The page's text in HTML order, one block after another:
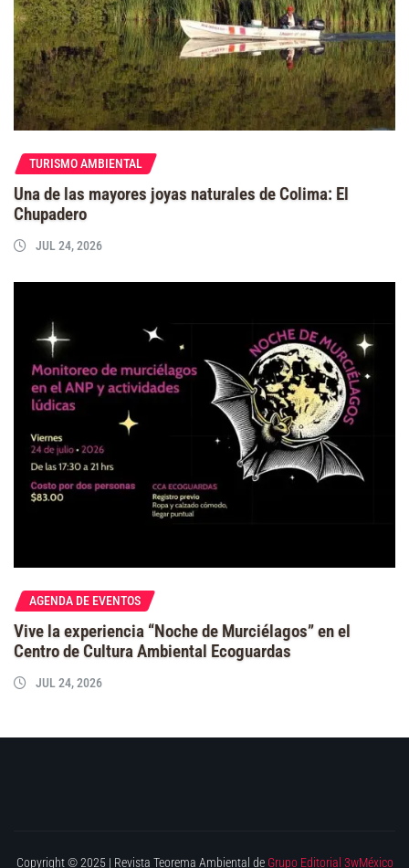
TURISMO AMBIENTAL
Una de las mayores joyas naturales de Colima: El
Chupadero
JUL 24, 2026
AGENDA DE EVENTOS
Vive la experiencia “Noche de Murciélagos” en el
Centro de Cultura Ambiental Ecoguardas
JUL 24, 2026
Copyright © 2025 | Revista Teorema Ambiental de Grupo Editorial 3wMéxico